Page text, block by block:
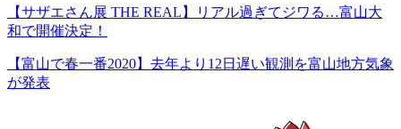
【サザエさん展 THE REAL】リアル過ぎてジワる…富山大
和で開催決定！
【富山で春一番2020】去年より12日遅い観測を富山地方気象
が発表